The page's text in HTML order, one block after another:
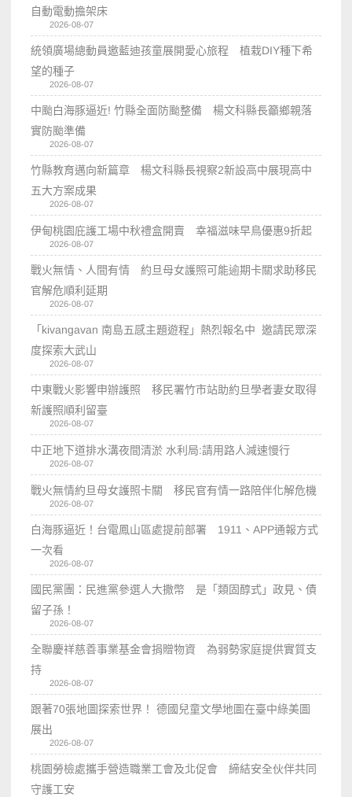
自動電動擔架床
2026-08-07
統領廣場總動員邀藍迪孩童展開愛心旅程 植栽DIY種下希
望的種子
2026-08-07
中颱白海豚逼近! 竹縣全面防颱整備 楊文科縣長籲鄉親落
實防颱準備
2026-08-07
竹縣教育邁向新篇章 楊文科縣長視察2新設高中展現高中
五大方案成果
2026-08-07
伊甸桃園庇護工場中秋禮盒開賣 幸福滋味早鳥優惠9折起
2026-08-07
戰火無情、人間有情 約旦母女護照可能逾期卡關求助移民
官解危順利延期
2026-08-07
「kivangavan 南島五感主題遊程」熱烈報名中 邀請民眾深
度探索大武山
2026-08-07
中東戰火影響申辦護照 移民署竹市站助約旦學者妻女取得
新護照順利留臺
2026-08-07
中正地下道排水溝夜間清淤 水利局:請用路人減速慢行
2026-08-07
戰火無情約旦母女護照卡關 移民官有情一路陪伴化解危機
2026-08-07
白海豚逼近！台電鳳山區處提前部署 1911、APP通報方式
一次看
2026-08-07
國民黨團：民進黨參選人大撒幣 是「類固醇式」政見、債
留子孫！
2026-08-07
全聯慶祥慈善事業基金會捐贈物資 為弱勢家庭提供實質支
持
2026-08-07
跟著70張地圖探索世界！ 德國兒童文學地圖在臺中綠美圖
展出
2026-08-07
桃園勞檢處攜手營造職業工會及北促會 締結安全伙伴共同
守護工安